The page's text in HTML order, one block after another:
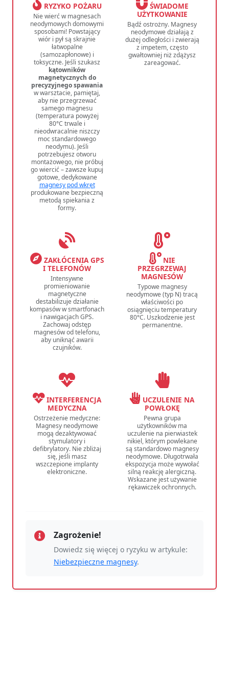
RYZYKO POŻARU
Nie wierć w magnesach
neodymowych domowymi
sposobami! Powstający
wiór i pył są skrajnie
łatwopalne
(samozapłonowe) i
toksyczne. Jeśli szukasz
kątowników
magnetycznych do
precyzyjnego spawania
w warsztacie, pamiętaj,
aby nie przegrzewać
samego magnesu
(temperatura powyżej
80°C trwale i
nieodwracalnie niszczy
moc standardowego
neodymu). Jeśli
potrzebujesz otworu
montażowego, nie próbuj
go wiercić – zawsze kupuj
gotowe, dedykowane
magnesy pod wkręt
produkowane bezpieczną
metodą spiekania z
formy.
ŚWIADOME
UŻYTKOWANIE
Bądź ostrożny. Magnesy
neodymowe działają z
dużej odległości i zwierają
z impetem, często
gwałtowniej niż zdążysz
zareagować.
ZAKŁÓCENIA GPS
I TELEFONÓW
Intensywne
promieniowanie
magnetyczne
destabilizuje działanie
kompasów w smartfonach
i nawigacjach GPS.
Zachowaj odstęp
magnesów od telefonu,
aby uniknąć awarii
czujników.
NIE
PRZEGRZEWAJ
MAGNESÓW
Typowe magnesy
neodymowe (typ N) tracą
właściwości po
osiągnięciu temperatury
80°C. Uszkodzenie jest
permanentne.
INTERFERENCJA
MEDYCZNA
Ostrzeżenie medyczne:
Magnesy neodymowe
mogą dezaktywować
stymulatory i
defibrylatory. Nie zbliżaj
się, jeśli masz
wszczepione implanty
elektroniczne.
UCZULENIE NA
POWŁOKĘ
Pewna grupa
użytkowników ma
uczulenie na pierwiastek
nikiel, którym powlekane
są standardowo magnesy
neodymowe. Długotrwała
ekspozycja może wywołać
silną reakcję alergiczną.
Wskazane jest używanie
rękawiczek ochronnych.
Zagrożenie!
Dowiedz się więcej o ryzyku w artykule:
Niebezpieczne magnesy.